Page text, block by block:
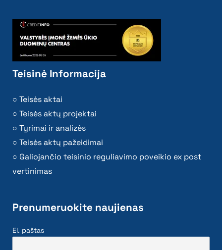
Teisinė Informacija
Teisės aktai
Teisės aktų projektai
Tyrimai ir analizės
Teisės aktų pažeidimai
Galiojančio teisinio reguliavimo poveikio ex post
vertinimas
Prenumeruokite naujienas
El. paštas